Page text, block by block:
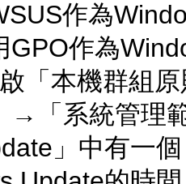
作為
GPO作為
「本機群組
「系統管理
」中有一